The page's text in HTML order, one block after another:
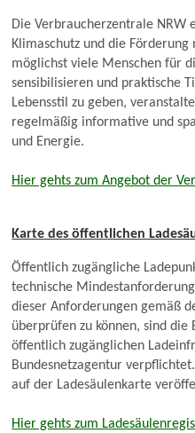
Die Verbraucherzentrale NRW
Klimaschutz und die
möglichst viele Menschen für
sensibilisieren und praktische
Lebensstil zu geben,
regelmäßig informative und
und Energie.
Hier gehts zum Angebot der
Karte des öffentlichen
Öffentlich zugängliche
technische
dieser Anforderungen gemäß
überprüfen zu können, sind
öffentlich zugänglichen
Bundesnetzagentur
auf der Ladesäulenkarte
Hier gehts zum